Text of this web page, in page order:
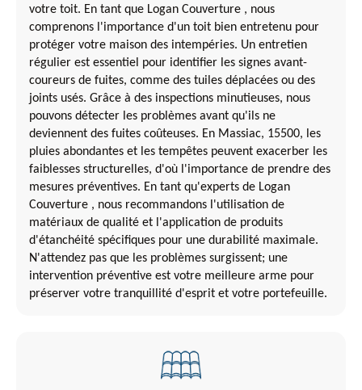
votre toit. En tant que Logan Couverture , nous
comprenons l'importance d'un toit bien entretenu pour
protéger votre maison des intempéries. Un entretien
régulier est essentiel pour identifier les signes avant-
coureurs de fuites, comme des tuiles déplacées ou des
joints usés. Grâce à des inspections minutieuses, nous
pouvons détecter les problèmes avant qu'ils ne
deviennent des fuites coûteuses. En Massiac, 15500, les
pluies abondantes et les tempêtes peuvent exacerber les
faiblesses structurelles, d'où l'importance de prendre des
mesures préventives. En tant qu'experts de Logan
Couverture , nous recommandons l'utilisation de
matériaux de qualité et l'application de produits
d'étanchéité spécifiques pour une durabilité maximale.
N'attendez pas que les problèmes surgissent; une
intervention préventive est votre meilleure arme pour
préserver votre tranquillité d'esprit et votre portefeuille.